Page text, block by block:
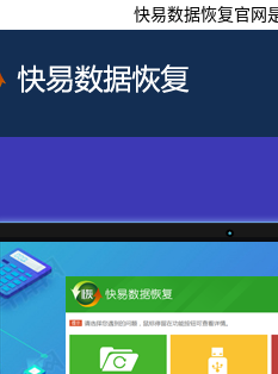
快易数据恢复官网